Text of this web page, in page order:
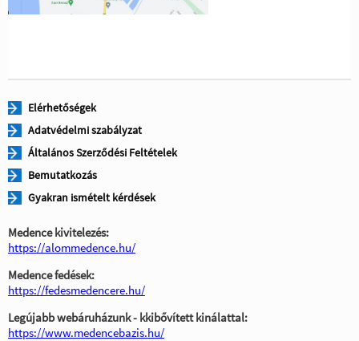
Elérhetőségek
Adatvédelmi szabályzat
Általános Szerződési Feltételek
Bemutatkozás
Gyakran ismételt kérdések
Medence kivitelezés:
https://alommedence.hu/
Medence fedések:
https://fedesmedencere.hu/
Legújabb webáruházunk - kkibővített kinálattal:
https://www.medencebazis.hu/